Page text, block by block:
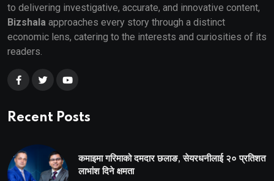
to delivering investigative, accurate, and innovative content,
Bizshala approaches every story through a distinct
economic lens, catering to the interests and curiosities of its
readers.
Recent Posts
कमाइमा गरिमाको दमदार छलाङ, सेयरधनीलाई २० प्रतिशत
लाभांश दिने क्षमता